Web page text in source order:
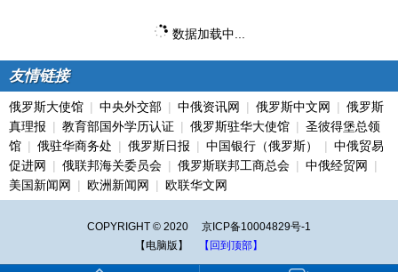
数据加载中...
友情链接
俄罗斯大使馆 | 中央外交部 | 中俄资讯网 | 俄罗斯中文网 | 俄罗斯
真理报 | 教育部国外学历认证 | 俄罗斯驻华大使馆 | 圣彼得堡总领
馆 | 俄驻华商务处 | 俄罗斯日报 | 中国银行（俄罗斯） | 中俄贸易
促进网 | 俄联邦海关委员会 | 俄罗斯联邦工商总会 | 中俄经贸网 |
美国新闻网 | 欧洲新闻网 | 欧联华文网
COPYRIGHT © 2020 京ICP备10004829号-1
【电脑版】
【回到顶部】